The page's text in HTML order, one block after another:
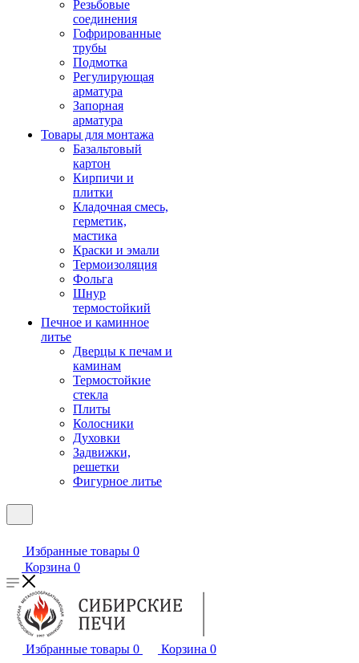
Резьбовые
соединения
Гофрированные
трубы
Подмотка
Регулирующая
арматура
Запорная
арматура
Товары для монтажа
Базальтовый
картон
Кирпичи и
плитки
Кладочная смесь,
герметик,
мастика
Краски и эмали
Термоизоляция
Фольга
Шнур
термостойкий
Печное и каминное
литье
Дверцы к печам и
каминам
Термостойкие
стекла
Плиты
Колосники
Духовки
Задвижки,
решетки
Фигурное литье
Избранные товары 0
Корзина 0
Избранные товары 0 Корзина 0